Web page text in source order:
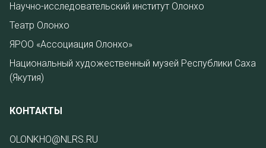
Научно-исследовательский институт Олонхо
Театр Олонхо
ЯРОО «Ассоциация Олонхо»
Национальный художественный музей Республики Саха
(Якутия)
КОНТАКТЫ
OLONKHO@NLRS.RU